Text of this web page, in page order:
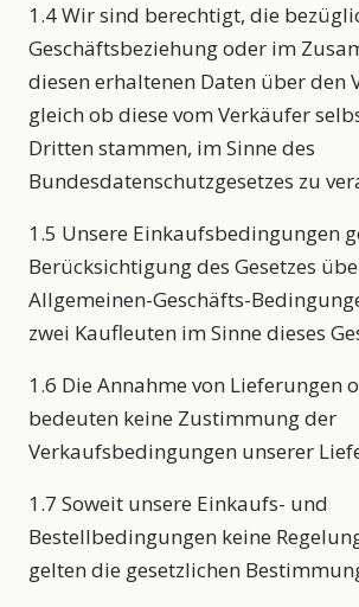
1.4 Wir sind berechtigt, die
Geschäftsbeziehung oder im
diesen erhaltenen Daten über den
gleich ob diese vom Verkäufer
Dritten stammen, im Sinne des
Bundesdatenschutzgesetzes zu
1.5 Unsere Einkaufsbedingungen
Berücksichtigung des Gesetzes
Allgemeinen-Geschäfts-
zwei Kaufleuten im Sinne dieses
1.6 Die Annahme von Lieferungen
bedeuten keine Zustimmung der
Verkaufsbedingungen unserer
1.7 Soweit unsere Einkaufs- und
Bestellbedingungen keine
gelten die gesetzlichen